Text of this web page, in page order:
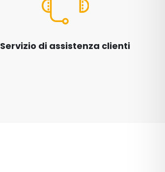
Servizio di assistenza clienti